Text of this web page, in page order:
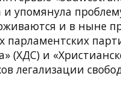
и упомянула
и в ныне
парламентских
(ХДС) и
легализации